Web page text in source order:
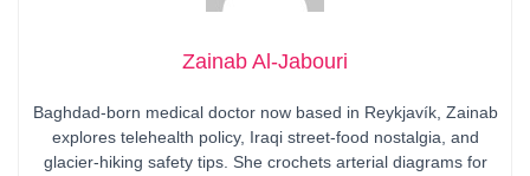
Zainab Al-Jabouri
Baghdad-born medical doctor now based in Reykjavík, Zainab
explores telehealth policy, Iraqi street-food nostalgia, and
glacier-hiking safety tips. She crochets arterial diagrams for